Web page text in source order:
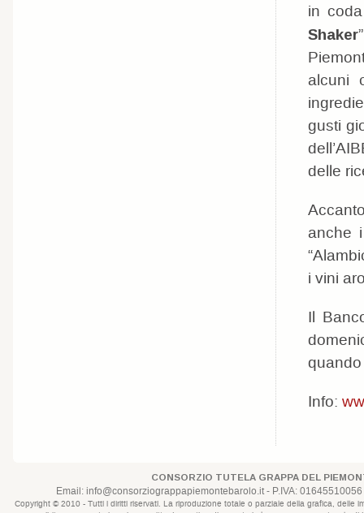
in
Shaker
alcuni
gusti
delle
anche
i vini
Il
quando
Info:
CONSORZIO TUTELA GRAPPA DEL
Email: info@consorziograppapiemontebarolo.it- P.IVA:
Copyright © 2010 - Tutti i diritti riservati. La riproduzione totale o parziale della grafica,